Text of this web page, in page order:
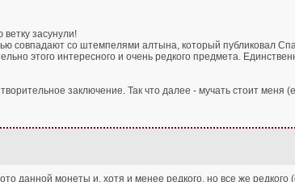
засунули!
со штемпелями алтына, который публиковал
этого интересного и очень редкого предмета.
заключение. Так что далее - мучать стоит меня
данной монеты и, хотя и менее редкого, но все же